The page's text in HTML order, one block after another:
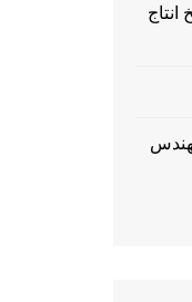
ماركة المهندس